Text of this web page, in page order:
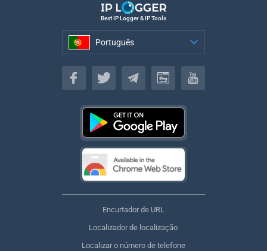
Best IP Logger & IP Tools
Português
Português
Encurtador de URL
Localizador de localização
Localizar o número de telefone